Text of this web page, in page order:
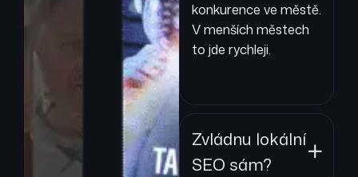
konkurence ve městě.
V menších městech
to jde rychleji.
Zvládnu lokální
SEO sám?